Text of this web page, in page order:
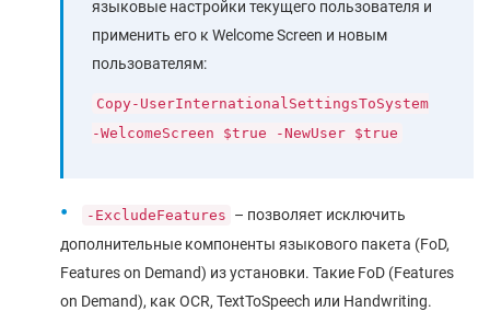
языковые настройки текущего пользователя и
применить его к Welcome Screen и новым
пользователям:
Copy-UserInternationalSettingsToSystem
-WelcomeScreen $true -NewUser $true
-ExcludeFeatures – позволяет исключить
дополнительные компоненты языкового пакета (FoD,
Features on Demand) из установки. Такие FoD (Features
on Demand), как OCR, TextToSpeech или Handwriting.